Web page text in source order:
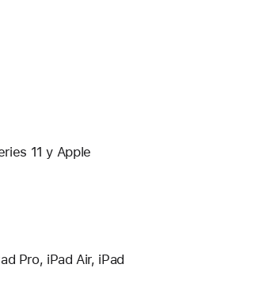
11 y Apple
Pro, iPad Air, iPad